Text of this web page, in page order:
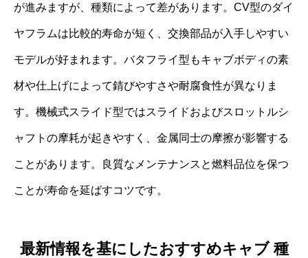
が進みますが、種類によって差があります。CV型のダイ
ヤフラムは比較的寿命が短く、交換部品が入手しやすい
モデルが好まれます。バタフライ型もキャブボディの素
材や仕上げによって錆びやすさや耐腐食性が異なりま
す。機械式スライド型ではスライドおよびスロットルシ
ャフトの摩耗が起きやすく、金属同士の摩擦が影響する
ことがあります。良質なメンテナンスと燃料品位を保つ
ことが寿命を延ばすコツです。
最新情報を基にしたおすすめキャブ 種